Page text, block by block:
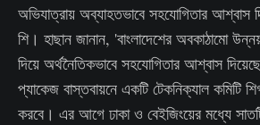
অভিযাত্রায় অব্যাহতভাবে সহযোগিতার আশ্বাস
শি। হাছান জানান, 'বাংলাদেশের অবকাঠামো
দিয়ে অর্থনৈতিকভাবে সহযোগিতার আশ্বাস
প্যাকেজ বাস্তবায়নে একটি টেকনিক্যাল কমিটি‌
করবে। এর আগে ঢাকা ও বেইজিংয়ের মধ্যে